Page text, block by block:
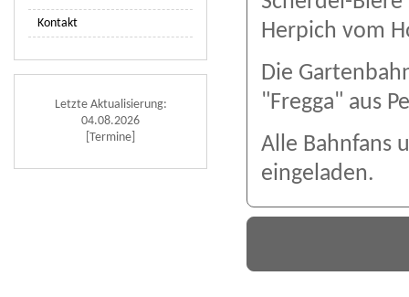
Kontakt
Letzte Aktualisierung:
04.08.2026
[Termine]
Herpich vom
Die
"Fregga" aus
Alle Bahnfans
eingeladen.